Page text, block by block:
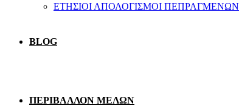
ΕΤΗΣΙΟΙ ΑΠΟΛΟΓΙΣΜΟΙ ΠΕΠΡΑΓΜΕΝΩΝ
BLOG
ΠΕΡΙΒΑΛΛΟΝ ΜΕΛΩΝ